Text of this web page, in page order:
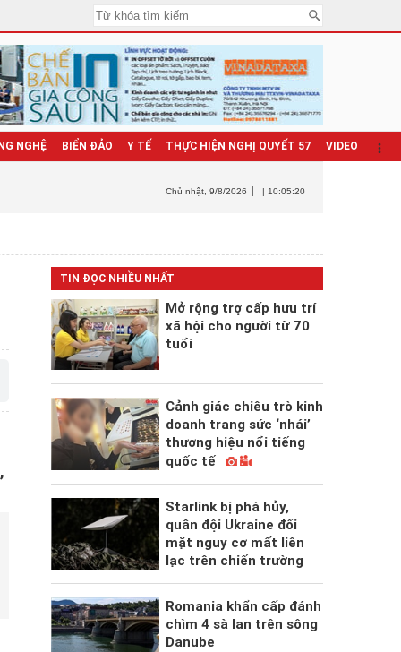
NGHỆ BIỂN ĐẢO Y TẾ THỰC HIỆN NGHỊ QUYẾT 57 VIDEO
Chủ nhật , 9/8/2026 | 10:05:22
TIN ĐỌC NHIỀU NHẤT
Mở rộng trợ cấp hưu trí
xã hội cho người từ 70
tuổi
Cảnh giác chiêu trò kinh
doanh trang sức ‘nhái’
thương hiệu nổi tiếng
quốc tế
Starlink bị phá hủy,
quân đội Ukraine đối
mặt nguy cơ mất liên
lạc trên chiến trường
Romania khẩn cấp đánh
chìm 4 sà lan trên sông
Danube